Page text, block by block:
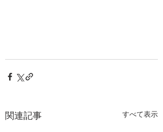
関連記事 すべて表示